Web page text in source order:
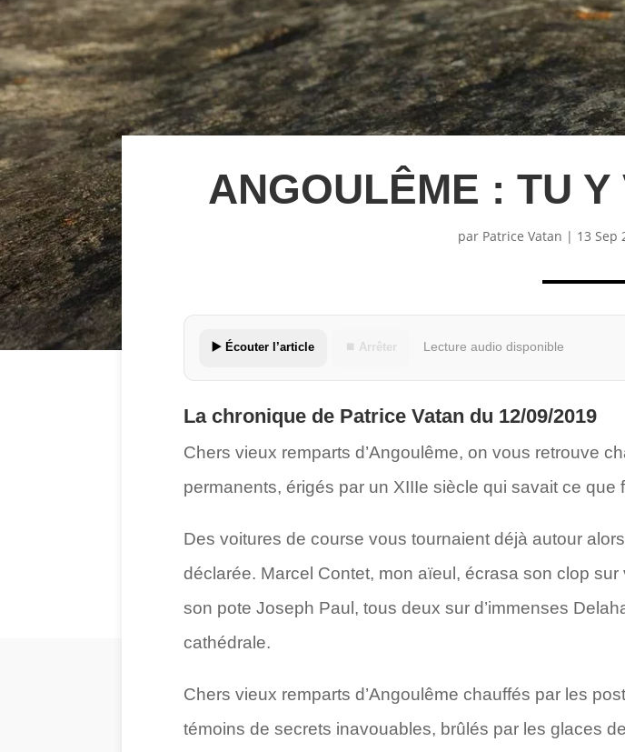
ANGOULÊME : TU
par Patrice Vatan | 13 Sep
▶️ Écouter l’article ⏹ Arrêter Lecture audio disponible
La chronique de Patrice Vatan du 12/09/2019
Chers vieux remparts d’Angoulême, on vous retrouve
permanents, érigés par un XIIIe siècle qui savait ce que
Des voitures de course vous tournaient déjà autour
déclarée. Marcel Contet, mon aïeul, écrasa son clop
son pote Joseph Paul, tous deux sur d’immenses
cathédrale.
Chers vieux remparts d’Angoulême chauffés par les
témoins de secrets inavouables, brûlés par les glaces